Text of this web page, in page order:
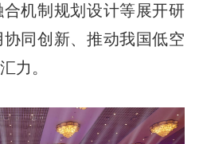
机制规划设计等展开研
同创新、推动我国低空
力。